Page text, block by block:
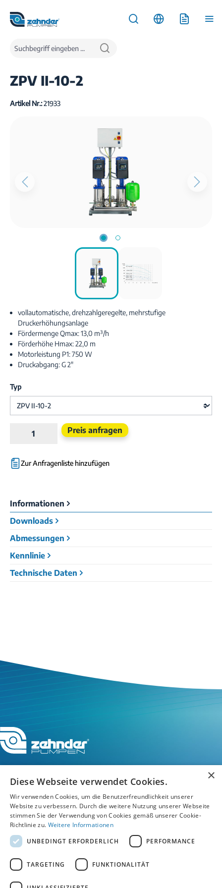
springen
Produkte Wasserversorgung
ZPV II-10-2
Artikel Nr.:21933
vollautomatische, drehzahlgeregelte, mehrstufige
Druckerhöhungsanlage
Fördermenge Qmax: 13,0 m³/h
Förderhöhe Hmax: 22,0 m
Motorleistung P1: 750 W
Druckabgang: G 2"
Typ
Produkt Anzahl: Gib den gewünschten
Preis anfragen
Zur Anfragenliste hinzufügen
Informationen
Downloads
Abmessungen
Kennlinie
Technische Daten
Service-Hotline
Service
Unternehmen
×
Diese Webseite verwendet Cookies.
Wir verwenden Cookies, um die Benutzerfreundlichkeit unserer
Website zu verbessern. Durch die weitere Nutzung unserer Webseite
stimmen Sie der Verwendung von Cookies gemäß unserer Cookie-
Richtlinie zu. Weitere Informationen
UNBEDINGT ERFORDERLICH
PERFORMANCE
TARGETING FUNKTIONALITÄT